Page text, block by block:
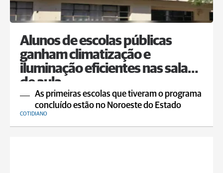
Alunos de escolas públicas
ganham climatização e
iluminação eficientes nas salas
de aula
As primeiras escolas que tiveram o programa
concluído estão no Noroeste do Estado
COTIDIANO